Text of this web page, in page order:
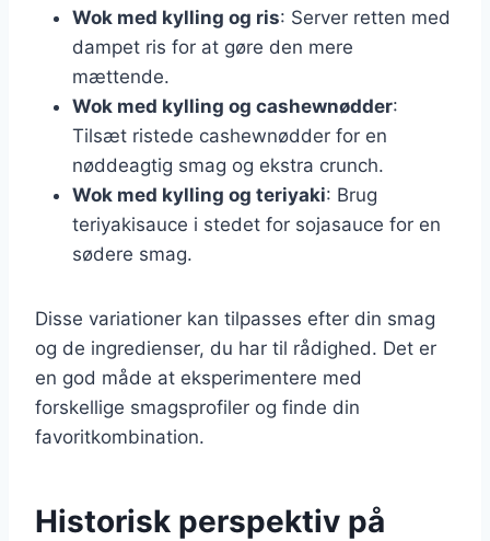
Wok med kylling og ris: Server retten med
dampet ris for at gøre den mere
mættende.
Wok med kylling og cashewnødder:
Tilsæt ristede cashewnødder for en
nøddeagtig smag og ekstra crunch.
Wok med kylling og teriyaki: Brug
teriyakisauce i stedet for sojasauce for en
sødere smag.
Disse variationer kan tilpasses efter din smag
og de ingredienser, du har til rådighed. Det er
en god måde at eksperimentere med
forskellige smagsprofiler og finde din
favoritkombination.
Historisk perspektiv på